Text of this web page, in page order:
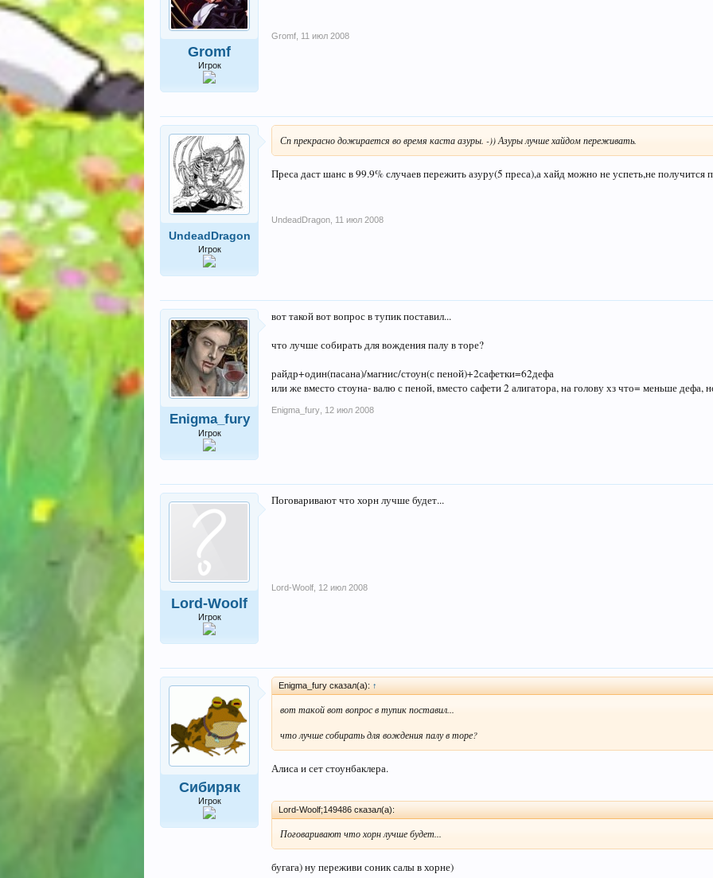
Gromf
Игрок
Gromf 11 июл 2008
UndeadDragon
Игрок
Сп прекрасно дожирается во время каста азуры. -)) Азуры лучше хайдом переживать.
Преса даст шанс в 99.9% случаев пережить азуру(5 преса),а хайд можно не успеть,не получится
UndeadDragon 11 июл 2008
Enigma_fury
Игрок
вот такой вот вопрос в тупик поставил...
что лучше собирать для вождения палу в торе?
райдр+один(пасана)/магнис/стоун(с пеной)+2сафетки=62дефа
или же вместо стоуна- валю с пеной, вместо сафети 2 алигатора, на голову хз что= меньше дефа,
Enigma_fury 12 июл 2008
Lord-Woolf
Игрок
Поговаривают что хорн лучше будет...
Lord-Woolf 12 июл 2008
Сибиряк
Игрок
Enigma_fury сказал(а): ↑
вот такой вот вопрос в тупик поставил...
что лучше собирать для вождения палу в торе?
Алиса и сет стоунбаклера.
Lord-Woolf;149486 сказал(а):
Поговаривают что хорн лучше будет...
бугага) ну переживи соник салы в хорне)